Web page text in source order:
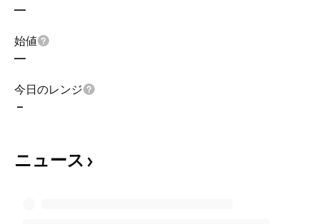
—
始値
—
今日のレンジ
–
ニュース